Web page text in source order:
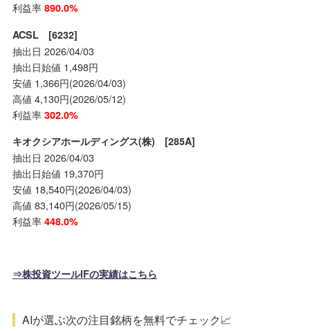
利益率 890.0%
ACSL [6232]
抽出日 2026/04/03
抽出日始値 1,498円
安値 1,366円(2026/04/03)
高値 4,130円(2026/05/12)
利益率 302.0%
キオクシアホールディングス(株) [285A]
抽出日 2026/04/03
抽出日始値 19,370円
安値 18,540円(2026/04/03)
高値 83,140円(2026/05/15)
利益率 448.0%
⇒株投資ツールIFの実績はこちら
AIが選ぶ次の注目銘柄を無料でチェック📈